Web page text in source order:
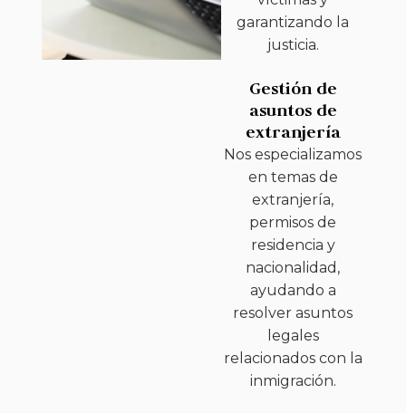
garantizando la
justicia.
Gestión de
asuntos de
extranjería
Nos especializamos
en temas de
extranjería,
permisos de
residencia y
nacionalidad,
ayudando a
resolver asuntos
legales
relacionados con la
inmigración.